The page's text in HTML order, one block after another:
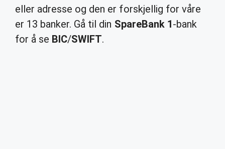
eller adresse og den er forskjellig for våre
er 13 banker. Gå til din SpareBank 1-bank
for å se BIC/SWIFT.